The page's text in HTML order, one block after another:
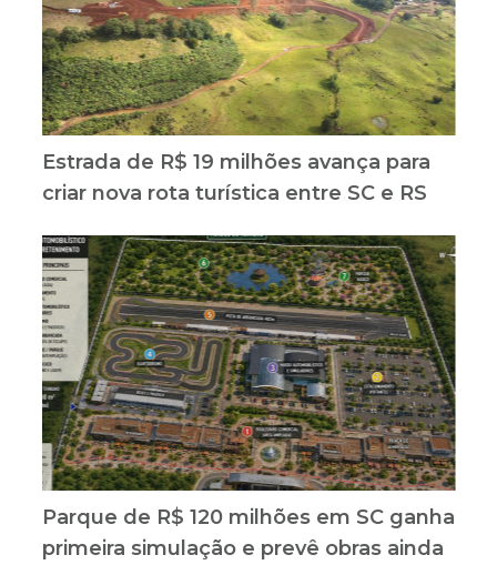
Estrada de R$ 19 milhões avança para
criar nova rota turística entre SC e RS
Parque de R$ 120 milhões em SC ganha
primeira simulação e prevê obras ainda